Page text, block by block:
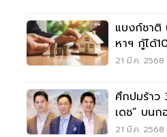
แบงก์ชาติ ปลดล็
หาฯ กู้ได้
ระดับราคา
21 มี.ค.
ศึกปมร้าว
เดช” บน
21 มี.ค.